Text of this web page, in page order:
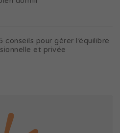
conseils pour gérer l’équilibre
et privée